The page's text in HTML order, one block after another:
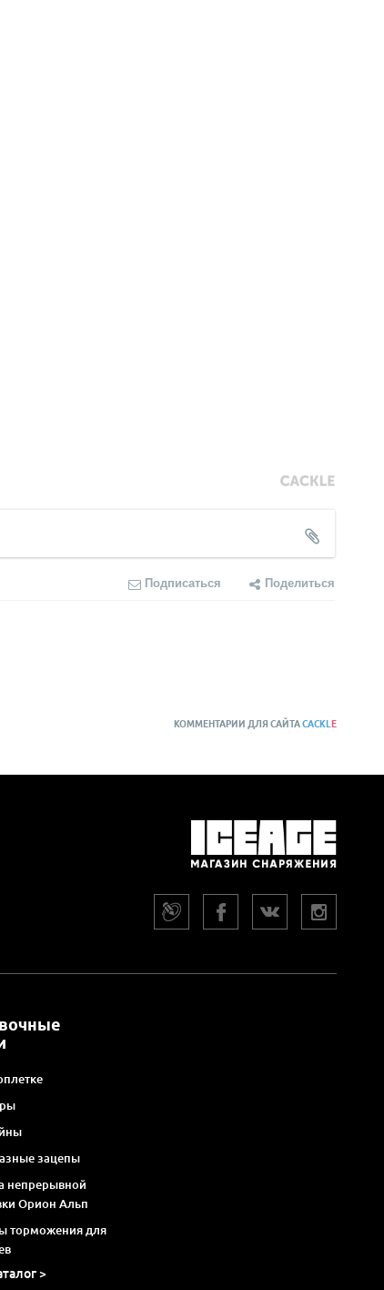
Подписаться Поделиться
КОММЕНТАРИИ ДЛЯ САЙТАCACKL E
зацепы
непрерывной
Орион Альп
торможения для
>